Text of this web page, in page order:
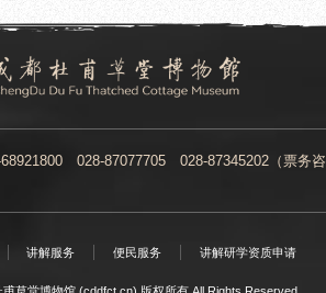
68921800 028-87077705 028-87345202（票务咨
讲解服务 便民服务 讲解研学资质申请